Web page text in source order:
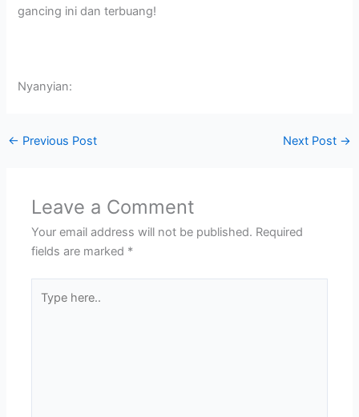
gancing ini dan terbuang!
Nyanyian:
← Previous Post Next Post →
Leave a Comment
Your email address will not be published. Required
fields are marked *
here..